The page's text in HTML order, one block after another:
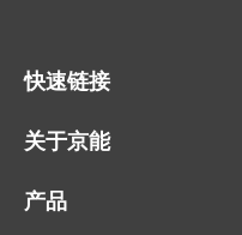
快速链接
关于京能
产品